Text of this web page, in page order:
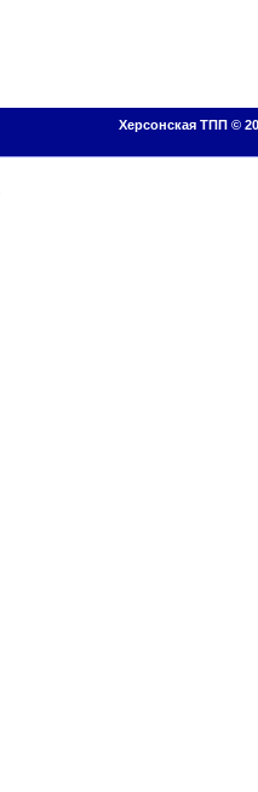
Херсонская ТПП ©